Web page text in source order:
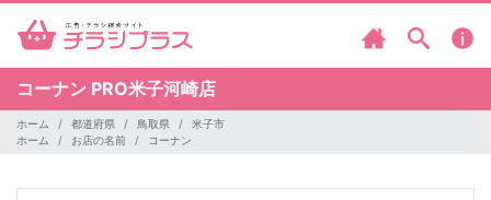
コーナン PRO米子河崎店
ホーム 都道府県 鳥取県
米子市
ホーム
お店の名前 コーナン